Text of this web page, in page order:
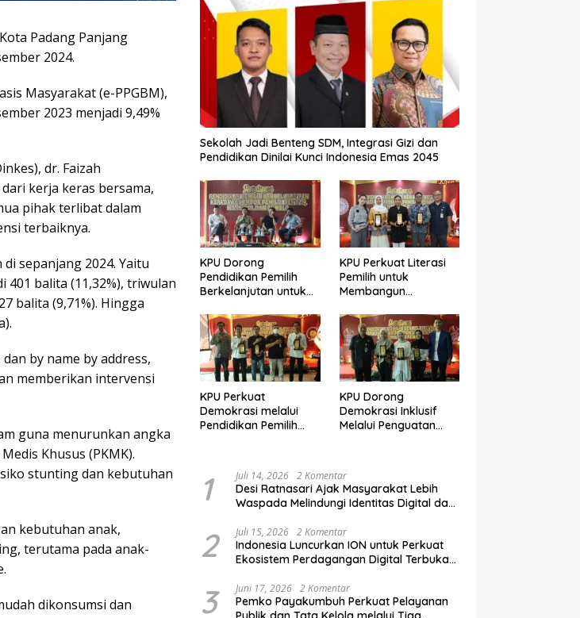
Padang Panjang
2024.
Masyarakat (e-PPGBM),
2023 menjadi 9,49%
dr. Faizah
kerja keras bersama,
pihak terlibat dalam
terbaiknya.
sepanjang 2024. Yaitu
401 balita (11,32%), triwulan
balita (9,71%). Hingga
by name by address,
memberikan intervensi
guna menurunkan angka
Khusus (PKMK).
stunting dan kebutuhan
kebutuhan anak,
terutama pada anak-
dikonsumsi dan
Sekolah Jadi Benteng SDM, Integrasi Gizi dan
Pendidikan Dinilai Kunci Indonesia Emas 2045
KPU Dorong
Pendidikan Pemilih
Berkelanjutan untuk
Demokrasi
KPU Perkuat Literasi
Pemilih untuk
Membangun
Berkualitas
KPU Perkuat
Demokrasi melalui
Pendidikan Pemilih
Marjinal, dan Pemula
KPU Dorong
Demokrasi Inklusif
Melalui Penguatan
1 Juli 14, 2026 2 Komentar
Desi Ratnasari Ajak Masyarakat Lebih
Waspada Melindungi Identitas Digital dan
2 Juli 15, 2026 2 Komentar
Indonesia Luncurkan ION untuk Perkuat
Ekosistem Perdagangan Digital Terbuka
3 Juni 17, 2026 2 Komentar
Pemko Payakumbuh Perkuat Pelayanan